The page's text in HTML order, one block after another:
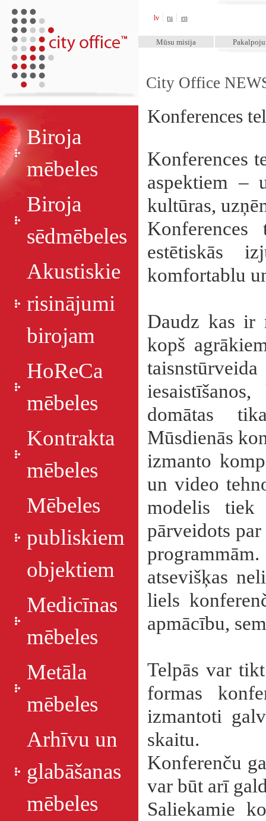
lv ru en
Mūsu misija
City Office
Biroja
mēbeles
Biroja
sēdmēbeles
Akustiskie
risinājumi
birojam
HoReCa
mēbeles
Kontrakta
mēbeles
Mēbeles
publiskiem
objektiem
Medicīnas
mēbeles
Metāla
mēbeles
Arhīvu un
glabāšanas
mēbeles
Konferences
Konferences
aspektiem –
kultūras,
estētiskās
komfortablu
Daudz kas ir
kopš
domātas
Mūsdienās
izmanto
un video
modelis
pārveidots
atsevišķas
liels
apmācību,
Telpās var
formas
izmantoti
skaitu.
Konferenču
var būt arī
Saliekamie